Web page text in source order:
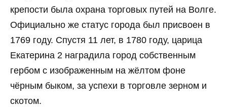
крепости была охрана торговых путей на Волге.
Официально же статус города был присвоен в
1769 году. Спустя 11 лет, в 1780 году, царица
Екатерина 2 наградила город собственным
гербом с изображенным на жёлтом фоне
чёрным быком, за успехи в торговле зерном и
скотом.